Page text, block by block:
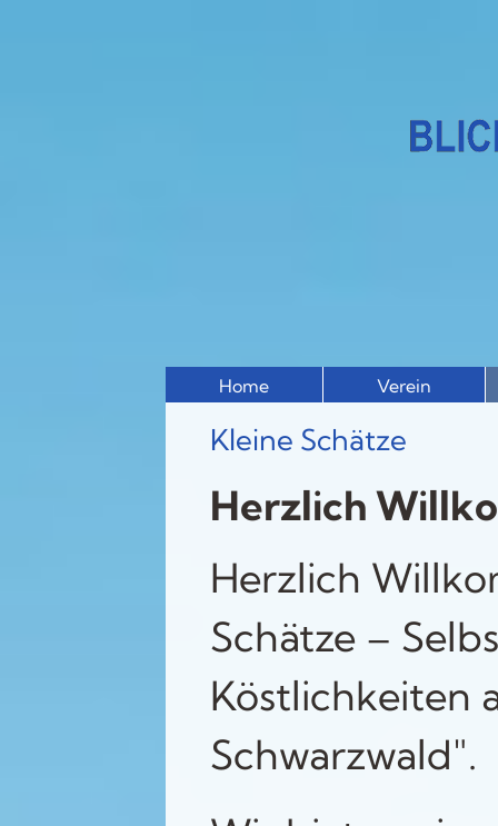
Home Verein
Kleine Schätze
Herzlich
Herzlich
Schätze –
Köstlichkeiten
Schwarzwald".